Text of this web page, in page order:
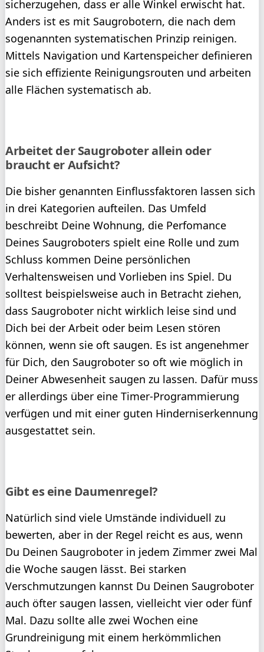
sicherzugehen, dass er alle Winkel erwischt hat.
Anders ist es mit Saugrobotern, die nach dem
sogenannten systematischen Prinzip reinigen.
Mittels Navigation und Kartenspeicher definieren
sie sich effiziente Reinigungsrouten und arbeiten
alle Flächen systematisch ab.
Arbeitet der Saugroboter allein oder
braucht er Aufsicht?
Die bisher genannten Einflussfaktoren lassen sich
in drei Kategorien aufteilen. Das Umfeld
beschreibt Deine Wohnung, die Perfomance
Deines Saugroboters spielt eine Rolle und zum
Schluss kommen Deine persönlichen
Verhaltensweisen und Vorlieben ins Spiel. Du
solltest beispielsweise auch in Betracht ziehen,
dass Saugroboter nicht wirklich leise sind und
Dich bei der Arbeit oder beim Lesen stören
können, wenn sie oft saugen. Es ist angenehmer
für Dich, den Saugroboter so oft wie möglich in
Deiner Abwesenheit saugen zu lassen. Dafür muss
er allerdings über eine Timer-Programmierung
verfügen und mit einer guten Hinderniserkennung
ausgestattet sein.
Gibt es eine Daumenregel?
Natürlich sind viele Umstände individuell zu
bewerten, aber in der Regel reicht es aus, wenn
Du Deinen Saugroboter in jedem Zimmer zwei Mal
die Woche saugen lässt. Bei starken
Verschmutzungen kannst Du Deinen Saugroboter
auch öfter saugen lassen, vielleicht vier oder fünf
Mal. Dazu sollte alle zwei Wochen eine
Grundreinigung mit einem herkömmlichen